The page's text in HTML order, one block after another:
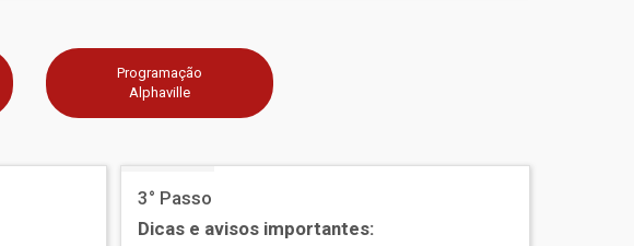
Programação
Alphaville
3° Passo
Dicas e avisos importantes: